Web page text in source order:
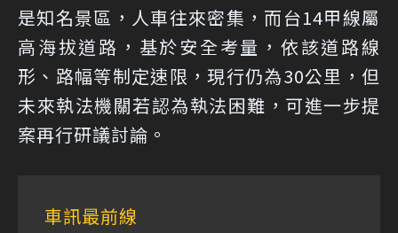
是知名景區，人車往來密集，而台14甲線屬
高海拔道路，基於安全考量，依該道路線
形、路幅等制定速限，現行仍為30公里，但
未來執法機關若認為執法困難，可進一步提
案再行研議討論。
車訊最前線